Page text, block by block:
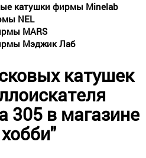
катушки фирмы Minelab
NEL
MARS
Мэджик Лаб
катушек
305 в магазине